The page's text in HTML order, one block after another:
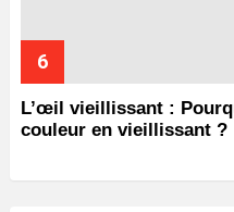
L’œil vieillissant :
couleur en vieillissant ?